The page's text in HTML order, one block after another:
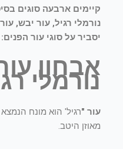
קיימים ארבעה סוגים
נורמלי רגיל, עור יבש,
יסביר על סוגי עור הפנים:
אבחון
נורמלי
עור "רגיל' הוא מונח
מאוזן היטב.